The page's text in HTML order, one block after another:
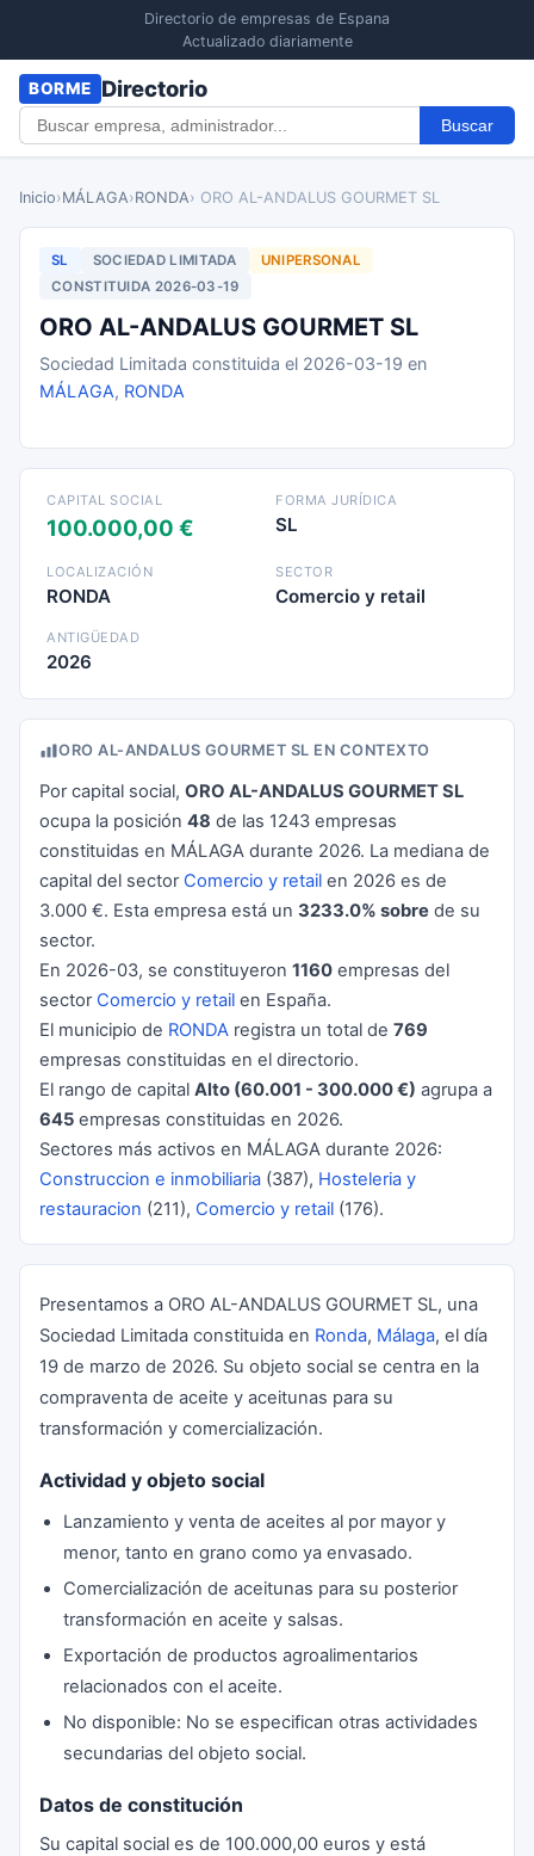
Directorio de empresas de Espana
Actualizado diariamente
BORME Directorio
Buscar
Inicio›MÁLAGA›RONDA› ORO AL-ANDALUS GOURMET SL
SL SOCIEDAD LIMITADA
UNIPERSONAL
CONSTITUIDA 2026-03-19
ORO AL-ANDALUS GOURMET SL
Sociedad Limitada constituida el 2026-03-19 en
MÁLAGA, RONDA
CAPITAL SOCIAL
100.000,00 €
FORMA JURÍDICA
SL
LOCALIZACIÓN
RONDA
SECTOR
Comercio y retail
ANTIGÜEDAD
2026
ORO AL-ANDALUS GOURMET SL EN CONTEXTO
Por capital social, ORO AL-ANDALUS GOURMET SL
ocupa la posición 48 de las 1243 empresas
constituidas en MÁLAGA durante 2026. La mediana de
capital del sector Comercio y retail en 2026 es de
3.000 €. Esta empresa está un 3233.0% sobre de su
sector.
En 2026-03, se constituyeron 1160 empresas del
sector Comercio y retail en España.
El municipio de RONDA registra un total de 769
empresas constituidas en el directorio.
El rango de capital Alto (60.001 - 300.000 €) agrupa a
645 empresas constituidas en 2026.
Sectores más activos en MÁLAGA durante 2026:
Construccion e inmobiliaria (387), Hosteleria y
restauracion (211), Comercio y retail (176).
Presentamos a ORO AL-ANDALUS GOURMET SL, una
Sociedad Limitada constituida en Ronda, Málaga, el día
19 de marzo de 2026. Su objeto social se centra en la
compraventa de aceite y aceitunas para su
transformación y comercialización.
Actividad y objeto social
Lanzamiento y venta de aceites al por mayor y
menor, tanto en grano como ya envasado.
Comercialización de aceitunas para su posterior
transformación en aceite y salsas.
Exportación de productos agroalimentarios
relacionados con el aceite.
No disponible: No se especifican otras actividades
secundarias del objeto social.
Datos de constitución
Su capital social es de 100.000,00 euros y está